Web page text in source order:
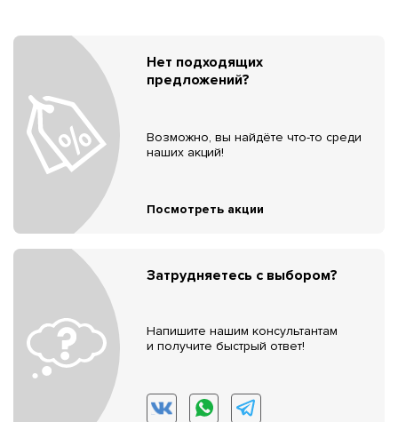
Нет подходящих
предложений?
Возможно, вы найдёте что-то среди
наших акций!
Посмотреть акции
Затрудняетесь с выбором?
Напишите нашим консультантам
и получите быстрый ответ!